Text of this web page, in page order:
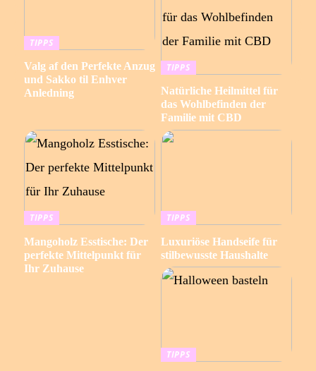
TIPPS
Valg af den Perfekte Anzug
und Sakko til Enhver
Anledning
TIPPS
Natürliche Heilmittel für
das Wohlbefinden der
Familie mit CBD
TIPPS
Mangoholz Esstische: Der
perfekte Mittelpunkt für
Ihr Zuhause
TIPPS
Luxuriöse Handseife für
stilbewusste Haushalte
TIPPS